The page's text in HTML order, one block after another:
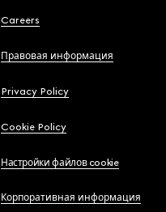
Careers
Правовая информация
Privacy Policy
Cookie Policy
Настройки файлов cookie
Корпоративная информация